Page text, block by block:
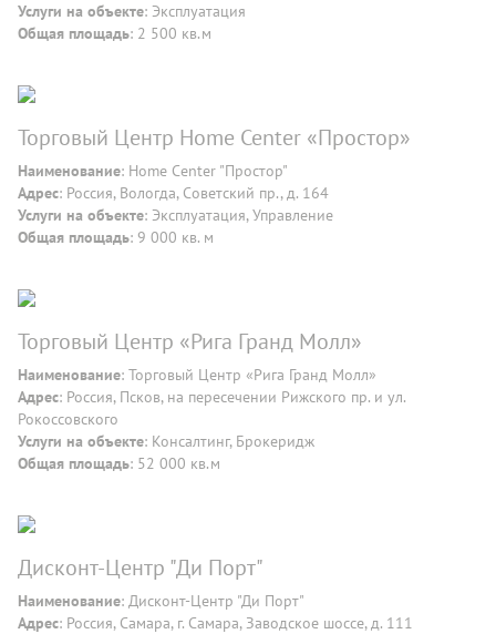
Услуги на объекте: Эксплуатация
Общая площадь: 2 500 кв.м
Торговый Центр Home Center «Простор»
Наименование: Home Center "Простор"
Адрес: Россия, Вологда, Советский пр., д. 164
Услуги на объекте: Эксплуатация, Управление
Общая площадь: 9 000 кв. м
Торговый Центр «Рига Гранд Молл»
Наименование: Торговый Центр «Рига Гранд Молл»
Адрес: Россия, Псков, на пересечении Рижского пр. и ул.
Рокоссовского
Услуги на объекте: Консалтинг, Брокеридж
Общая площадь: 52 000 кв.м
Дисконт-Центр "Ди Порт"
Наименование: Дисконт-Центр "Ди Порт"
Адрес: Россия, Самара, г. Самара, Заводское шоссе, д. 111